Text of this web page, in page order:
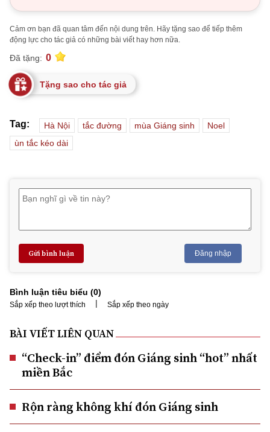
Cảm ơn bạn đã quan tâm đến nội dung trên. Hãy tặng sao để tiếp thêm
động lực cho tác giả có những bài viết hay hơn nữa.
Đã tặng: 0
Tặng sao cho tác giả
Tag: Hà Nội tắc đường mùa Giáng sinh
Noel
ùn tắc kéo dài
Gửi bình luận Đăng nhập
Bình luận tiêu biểu (0)
Sắp xếp theo lượt thích | Sắp xếp theo ngày
BÀI VIẾT LIÊN QUAN
“Check-in” điểm đón Giáng sinh “hot” nhất
miền Bắc
Rộn ràng không khí đón Giáng sinh